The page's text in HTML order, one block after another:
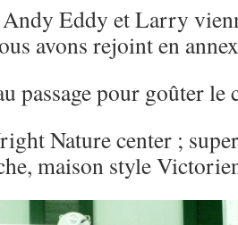
Eddy et Larry
avons rejoint en
passage pour goûter le
Nature center ;
maison style